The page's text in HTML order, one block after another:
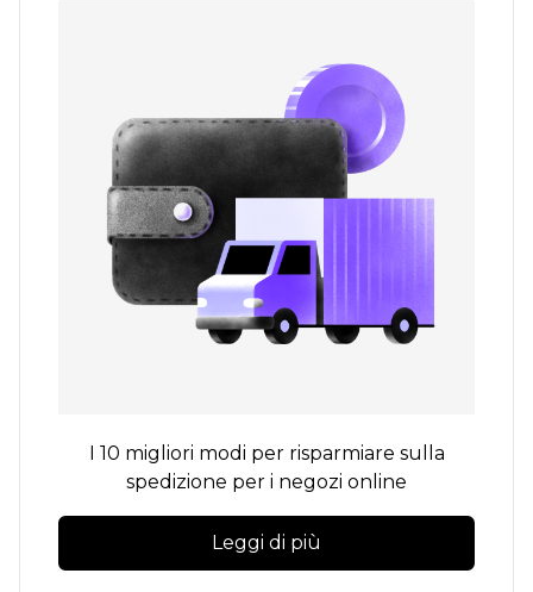
I 10 migliori modi per risparmiare sulla
spedizione per i negozi online
Leggi di più